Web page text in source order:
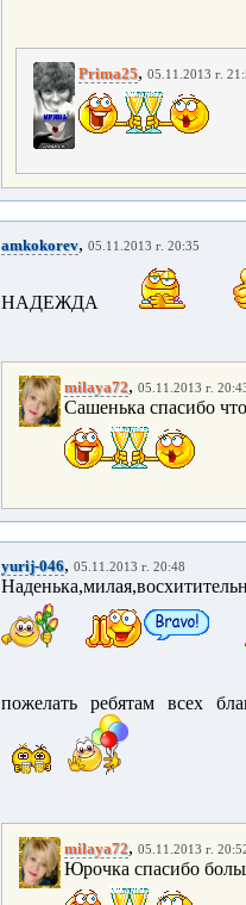
Prima25, 05.11.2013 г.
amkokorev, 05.11.2013 г. 20:35
НАДЕЖДА
milaya72, 05.11.2013 г.
Сашенька спасибо
yurij-046, 05.11.2013 г. 20:48
пожелать ребятам всех
milaya72, 05.11.2013 г.
Юрочка спасибо